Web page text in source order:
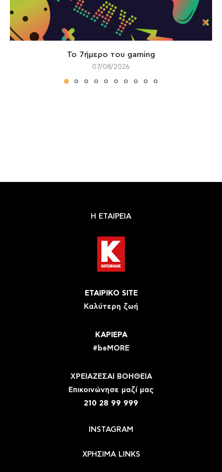
Το 7ήμερο του gaming
07/08/2026
Η ΕΤΑΙΡΕΙΑ
ΕΤΑΙΡΙΚΟ SITE
Καλύτερη ζωή
ΚΑΡΙΕΡΑ
#beMORE
ΧΡΕΙΑΖΕΣΑΙ ΒΟΗΘΕΙΑ
Eπικοινώνησε μαζί μας
210 28 99 999
INSTAGRAM
ΧΡΗΣΙΜΑ LINKS